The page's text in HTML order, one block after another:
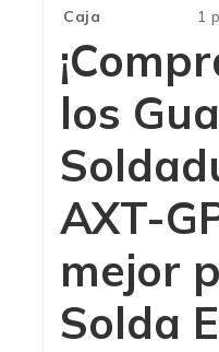
Caja 1
los
AXT-
mejor
Solda